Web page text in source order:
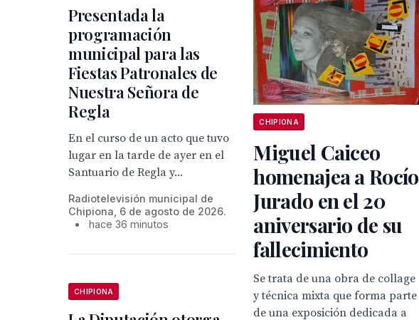
Presentada la
programación
municipal para las
Fiestas Patronales de
Nuestra Señora de
Regla
En el curso de un acto que tuvo
lugar en la tarde de ayer en el
Santuario de Regla y...
Radiotelevisión municipal de
Chipiona, 6 de agosto de 2026.
•
hace 36 minutos
CHIPIONA
Miguel Caiceo
homenajea a Rocío
Jurado en el 20
aniversario de su
fallecimiento
Se trata de una obra de collage
y técnica mixta que forma parte
de una exposición dedicada a
CHIPIONA